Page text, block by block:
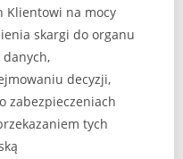
Klientowi na mocy
skargi do organu
danych,
decyzji,
zabezpieczeniach
tych